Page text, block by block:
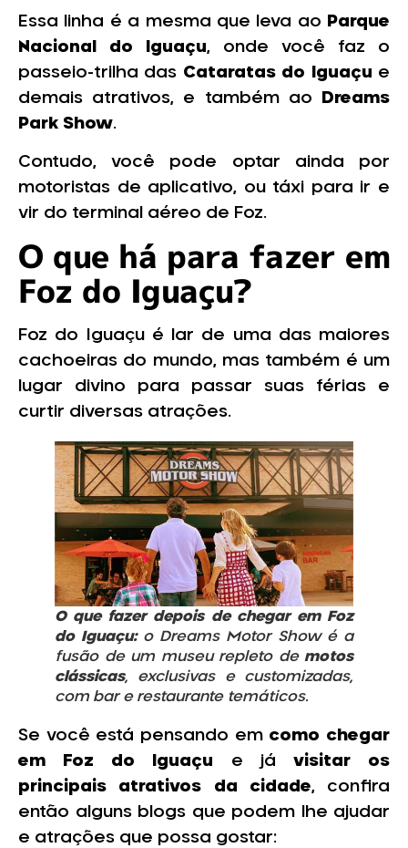
Essa linha é a mesma que leva ao
Parque
Nacional do Iguaçu, onde você faz o
passeio-trilha das Cataratas do Iguaçu e
demais atrativos, e também ao
Dreams
Park Show.
Contudo, você pode optar ainda por
motoristas de aplicativo, ou táxi para ir e
vir do terminal aéreo de Foz.
O que há para fazer em
Foz do Iguaçu?
Foz do Iguaçu é lar de uma das maiores
cachoeiras do mundo, mas também é um
lugar divino para passar suas férias e
curtir diversas atrações.
O que fazer depois de chegar em Foz
do Iguaçu:o Dreams Motor Show é a
fusão de um museu repleto de motos
clássicas, exclusivas e customizadas,
com bar e restaurante temáticos.
Se você está pensando em como chegar
em Foz do Iguaçu e já visitar os
principais atrativos da cidade, confira
então alguns blogs que podem lhe ajudar
e atrações que possa gostar: